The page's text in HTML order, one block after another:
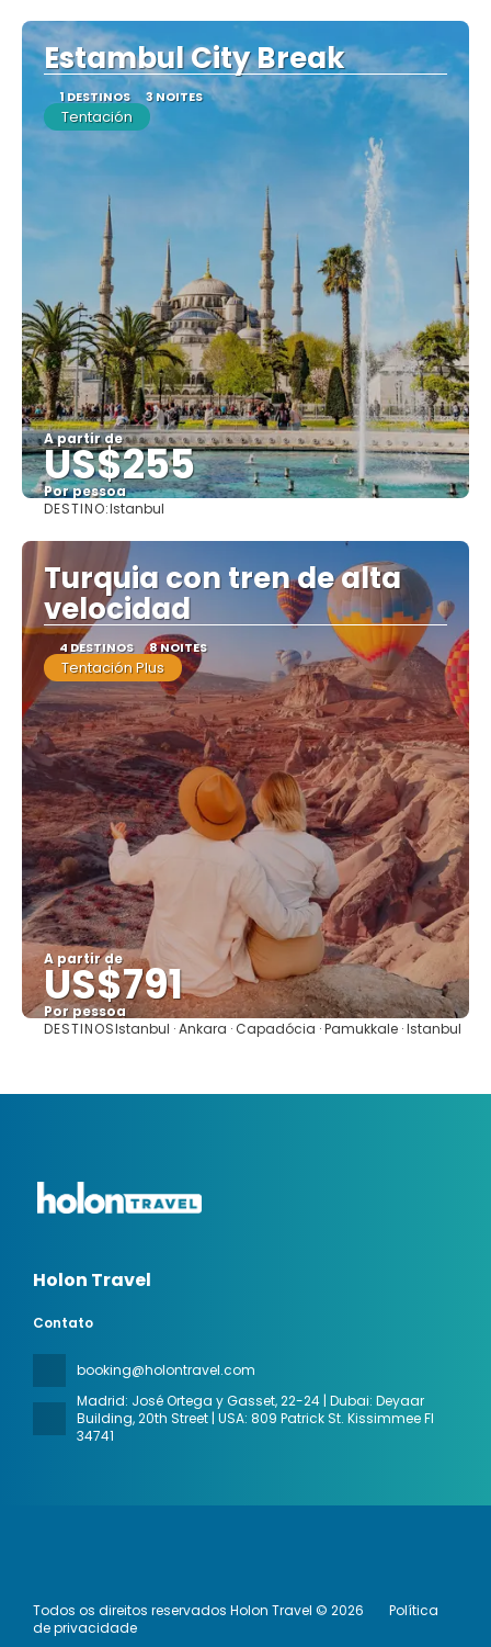
Estambul City Break
1 DESTINOS 3 NOITES
Tentación
A partir de
US$255
Por pessoa
DESTINO:Istanbul
Turquia con tren de alta
velocidad
4 DESTINOS 8 NOITES
Tentación Plus
A partir de
US$791
Por pessoa
Saiba mais
DESTINOSIstanbul · Ankara · Capadócia · Pamukkale · Istanbul
Holon Travel
Contato
booking@holontravel.com
Madrid: José Ortega y Gasset, 22-24 | Dubai: Deyaar
Building, 20th Street | USA: 809 Patrick St. Kissimmee Fl
34741
Todos os direitos reservados Holon Travel © 2026
Política
de privacidade